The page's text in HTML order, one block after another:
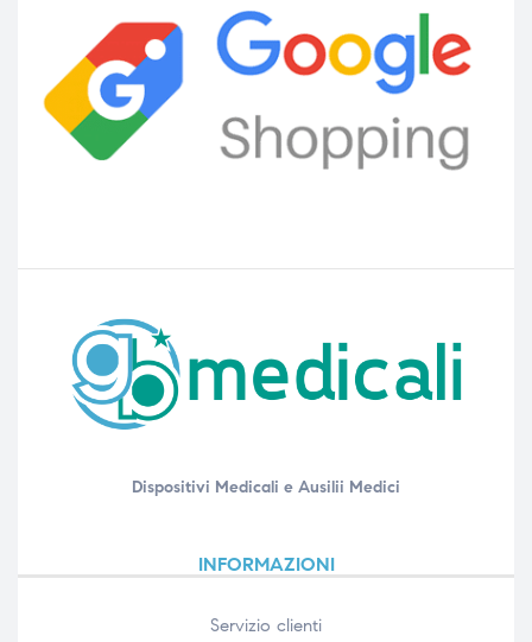
Dispositivi Medicali e Ausilii Medici
INFORMAZIONI
Servizio clienti